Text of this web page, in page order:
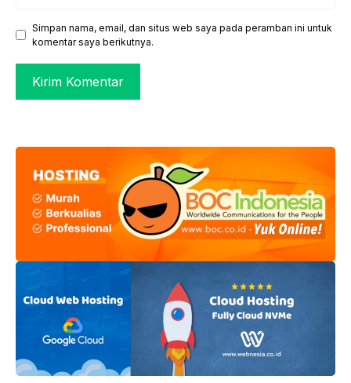
Simpan nama, email, dan situs web saya pada peramban ini untuk
komentar saya berikutnya.